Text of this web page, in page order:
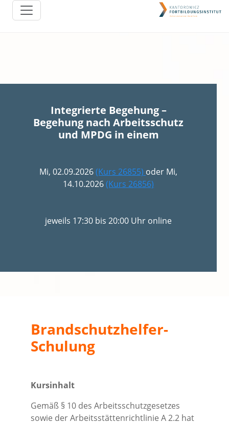
Integrierte Begehung –
Begehung nach Arbeitsschutz
und MPDG in einem
Mi, 02.09.2026(Kurs 26855) oder Mi,
14.10.2026(Kurs 26856)
jeweils 17:30 bis 20:00 Uhr online
Brandschutzhelfer-
Schulung
Kursinhalt
Gemäß § 10 des Arbeitsschutzgesetzes
sowie der Arbeitsstättenrichtlinie A 2.2 hat